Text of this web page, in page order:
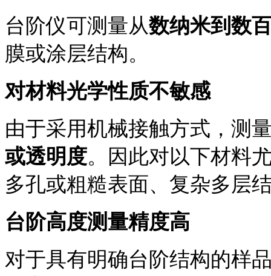
台阶仪可测量从数纳米到数
膜或涂层结构。
对材料光学性质不敏感
由于采用机械接触方式，测
或透明度。因此对以下材料
多孔或粗糙表面、 复杂多层
台阶高度测量精度高
对于具有明确台阶结构的样